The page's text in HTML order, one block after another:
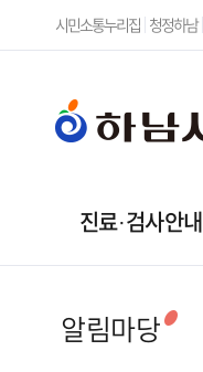
시민소통누리집 청정하남
진료·검사안내
알림마당